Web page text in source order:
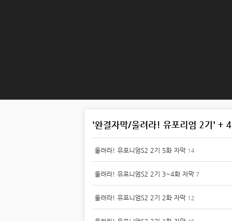
'완결자막/울려라! 유포리엄 2기' + 4
울려라! 유포니엄S2 2기 5화 자막 14
울려라! 유포니엄S2 2기 3~4화 자막 7
울려라! 유포니엄S2 2기 2화 자막 12